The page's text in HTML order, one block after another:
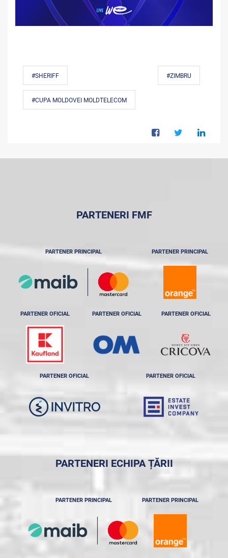
#SHERIFF #ZIMBRU
#CUPA MOLDOVEI MOLDTELECOM
PARTENERI FMF
PARTENER PRINCIPAL PARTENER PRINCIPAL
PARTENER OFICIAL PARTENER OFICIAL PARTENER OFICIAL
PARTENER OFICIAL PARTENER OFICIAL
PARTENERI ECHIPA ȚĂRII
PARTENER PRINCIPAL PARTENER PRINCIPAL